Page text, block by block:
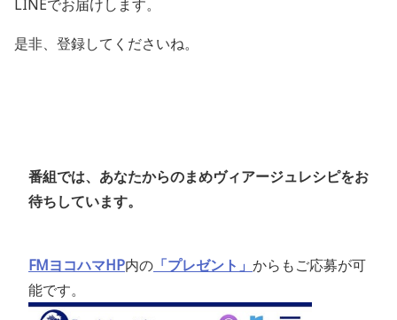
LINEでお届けします。
是非、登録してくださいね。
番組では、あなたからのまめヴィアージュレシピをお
待ちしています。
FMヨコハマHP内の 「プレゼント」 からもご応募が可
能です。